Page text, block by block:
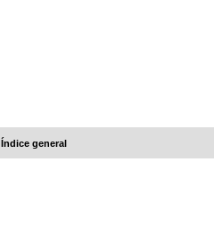
Índice general